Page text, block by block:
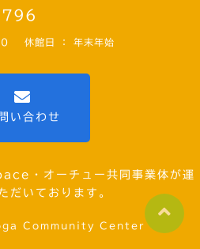
休館日 ： 年末年始
い合わせ
・オーチュー共同事業体が運
だいております。
Community Center